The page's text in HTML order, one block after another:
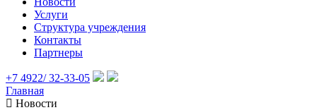
Услуги
Структура учреждения
Контакты
Партнеры
+7 4922/32-33-05
Главная
Новости